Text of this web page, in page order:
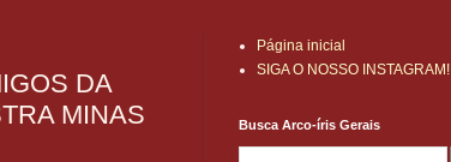
DA
MINAS
Página inicial
SIGA O NOSSO INSTAGRAM!
Busca Arco-íris Gerais